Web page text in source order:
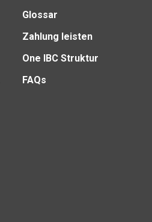
Glossar
Zahlung leisten
One IBC Struktur
FAQs